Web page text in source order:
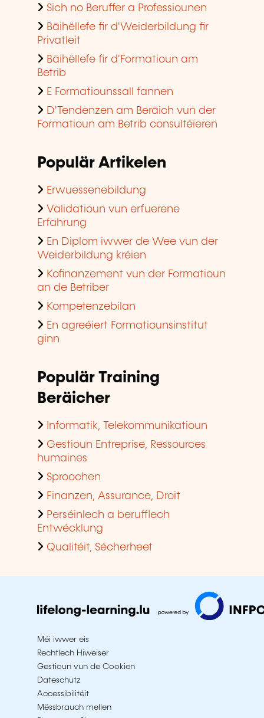
Sich no Beruffer a Professiounen
Bäihëllefe fir d'Weiderbildung fir
Privatleit
Bäihëllefe fir d'Formatioun am
Betrib
E Formatiounssall fannen
D'Tendenzen am Beräich vun der
Formatioun am Betrib consultéieren
Populär Artikelen
Erwuessenebildung
Validatioun vun erfuerene
Erfahrung
En Diplom iwwer de Wee vun der
Weiderbildung kréien
Kofinanzement vun der Formatioun
an de Betriber
Kompetenzebilan
En agreéiert Formatiounsinstitut
ginn
Populär Training
Beräicher
Informatik, Telekommunikatioun
Gestioun Entreprise, Ressources
humaines
Sproochen
Finanzen, Assurance, Droit
Perséinlech a berufflech
Entwécklung
Qualitéit, Sécherheet
Méi iwwer eis
Rechtlech Hiweiser
Gestioun vun de Cookien
Dateschutz
Accessibilitéit
Mëssbrauch mellen